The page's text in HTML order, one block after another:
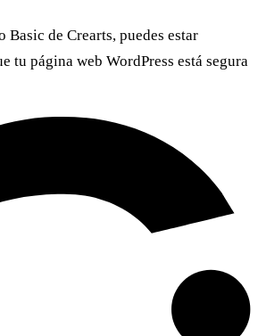
Basic de Crearts, puedes estar
tu página web WordPress está segura